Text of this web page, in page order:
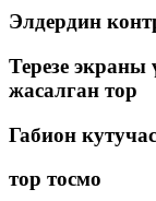
Элдердин
Терезе экраны
жасалган тор
Габион
тор тосмо